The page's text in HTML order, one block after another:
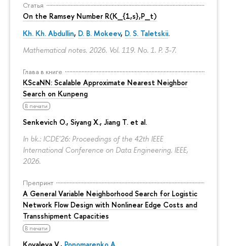
Статья
On the Ramsey Number R(K_{1,s},P_t)
Kh. Kh. Abdullin, D. B. Mokeev, D. S. Taletskii.
Mathematical notes. 2026. Vol. 119. No. 1. P. 3-7.
Глава в книге
KScaNN: Scalable Approximate Nearest Neighbor
Search on Kunpeng
В печати
Senkevich O., Siyang X., Jiang T. et al.
In bk.: ICDE'26: Proceedings of the 42th IEEE
International Conference on Data Engineering. IEEE,
2026.
Препринт
A General Variable Neighborhood Search for Logistic
Network Flow Design with Nonlinear Edge Costs and
Transshipment Capacities
В печати
Kovaleva V., Ponomarenko A.